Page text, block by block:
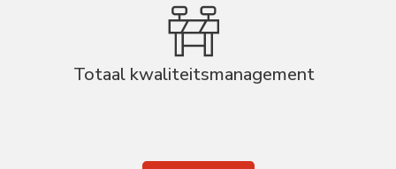
Totaal kwaliteitsmanagement